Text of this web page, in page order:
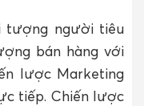
tượng người tiêu
bán hàng với
lược Marketing
tiếp. Chiến lược